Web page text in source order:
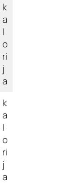
k
a
l
o
ri
j
a
k
a
l
o
ri
j
a